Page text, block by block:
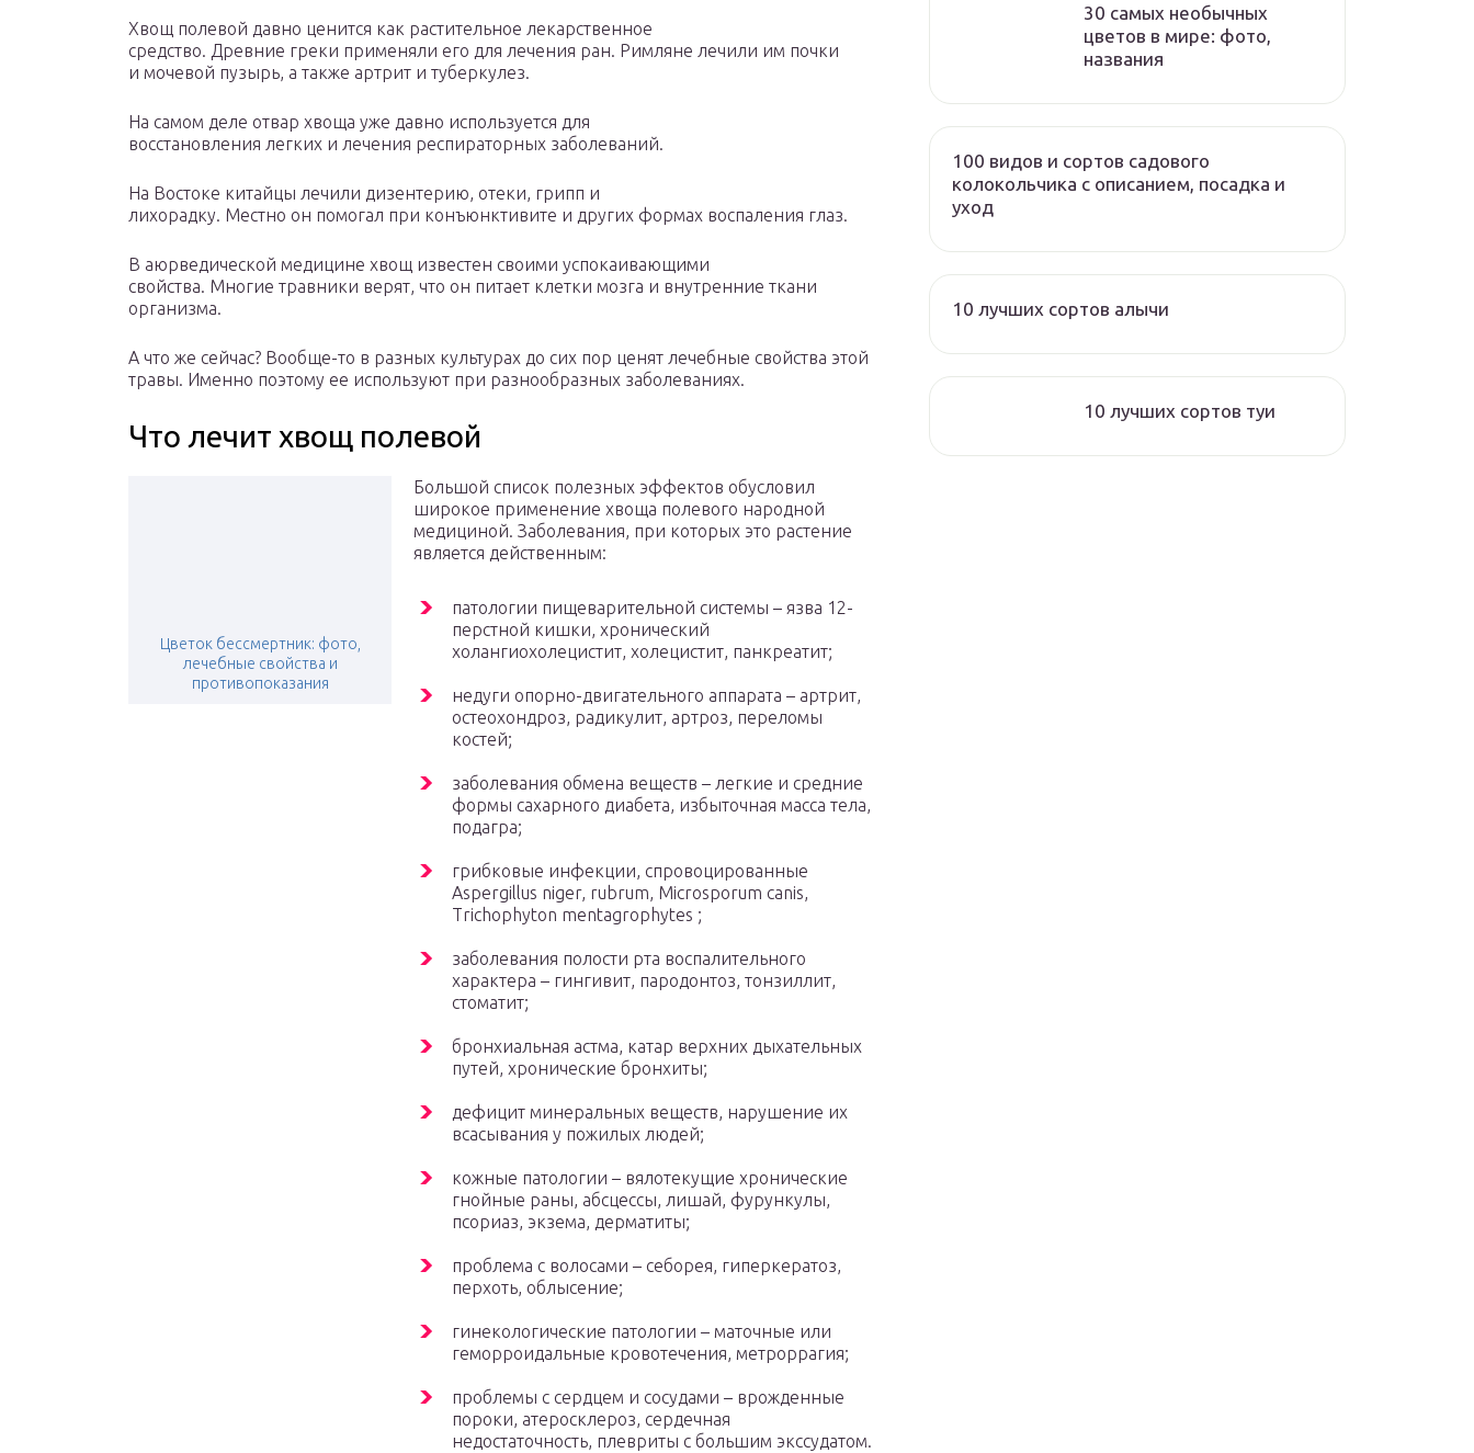
Хвощ полевой давно ценится как растительное лекарственное
средство. Древние греки применяли его для лечения ран. Римляне лечили им почки
и мочевой пузырь, а также артрит и туберкулез.
На самом деле отвар хвоща уже давно используется для
восстановления легких и лечения респираторных заболеваний.
На Востоке китайцы лечили дизентерию, отеки, грипп и
лихорадку. Местно он помогал при конъюнктивите и других формах воспаления глаз.
В аюрведической медицине хвощ известен своими успокаивающими
свойства. Многие травники верят, что он питает клетки мозга и внутренние ткани
организма.
А что же сейчас? Вообще-то в разных культурах до сих пор ценят лечебные свойства этой
травы. Именно поэтому ее используют при разнообразных заболеваниях.
Что лечит хвощ полевой
Цветок бессмертник: фото,
лечебные свойства и
противопоказания
Большой список полезных эффектов обусловил
широкое применение хвоща полевого народной
медициной. Заболевания, при которых это растение
является действенным:
патологии пищеварительной системы – язва 12-
перстной кишки, хронический
холангиохолецистит, холецистит, панкреатит;
недуги опорно-двигательного аппарата – артрит,
остеохондроз, радикулит, артроз, переломы
костей;
заболевания обмена веществ – легкие и средние
формы сахарного диабета, избыточная масса тела,
подагра;
грибковые инфекции, спровоцированные
Aspergillus niger, rubrum, Microsporum canis,
Trichophyton mentagrophytes ;
заболевания полости рта воспалительного
характера – гингивит, пародонтоз, тонзиллит,
стоматит;
бронхиальная астма, катар верхних дыхательных
путей, хронические бронхиты;
дефицит минеральных веществ, нарушение их
всасывания у пожилых людей;
кожные патологии – вялотекущие хронические
гнойные раны, абсцессы, лишай, фурункулы,
псориаз, экзема, дерматиты;
проблема с волосами – себорея, гиперкератоз,
перхоть, облысение;
гинекологические патологии – маточные или
геморроидальные кровотечения, метроррагия;
проблемы с сердцем и сосудами – врожденные
пороки, атеросклероз, сердечная
недостаточность, плевриты с большим экссудатом.
30 самых необычных
цветов в мире: фото,
названия
100 видов и сортов садового
колокольчика с описанием, посадка и
уход
10 лучших сортов алычи
10 лучших сортов туи